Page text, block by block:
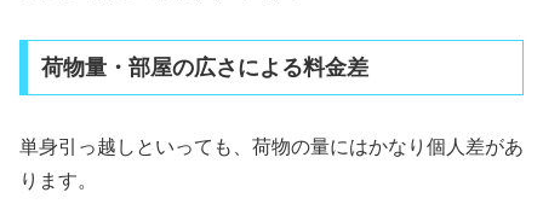
荷物量・部屋の広さによる料金差
単身引っ越しといっても、荷物の量にはかなり個人差があ
ります。